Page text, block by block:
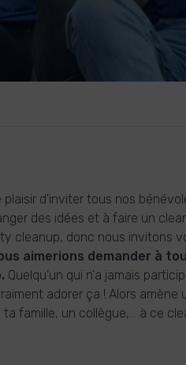
d'inviter tous nos
des idées et à faire un
cleanup, donc nous invitons
aimerions demander à
Quelqu'un qui n'a jamais
adorer ça ! Alors amène
famille, un collègue,... à ce